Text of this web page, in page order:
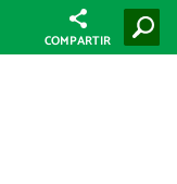
COMPARTIR